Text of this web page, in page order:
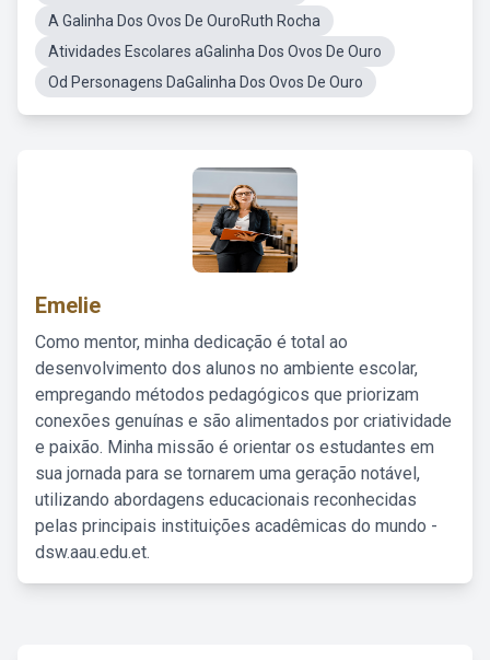
A Galinha Dos Ovos De OuroRuth Rocha
Atividades Escolares aGalinha Dos Ovos De Ouro
Od Personagens DaGalinha Dos Ovos De Ouro
Emelie
Como mentor, minha dedicação é total ao
desenvolvimento dos alunos no ambiente escolar,
empregando métodos pedagógicos que priorizam
conexões genuínas e são alimentados por criatividade
e paixão. Minha missão é orientar os estudantes em
sua jornada para se tornarem uma geração notável,
utilizando abordagens educacionais reconhecidas
pelas principais instituições acadêmicas do mundo -
dsw.aau.edu.et.